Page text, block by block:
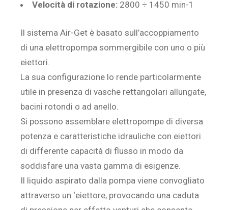
Velocità di rotazione: 2800 ÷ 1450 min-1
Il sistema Air-Get è basato sull’accoppiamento
di una elettropompa sommergibile con uno o più
eiettori.
La sua configurazione lo rende particolarmente
utile in presenza di vasche rettangolari allungate,
bacini rotondi o ad anello.
Si possono assemblare elettropompe di diversa
potenza e caratteristiche idrauliche con eiettori
di differente capacità di flusso in modo da
soddisfare una vasta gamma di esigenze.
Il liquido aspirato dalla pompa viene convogliato
attraverso un ‘eiettore, provocando una caduta